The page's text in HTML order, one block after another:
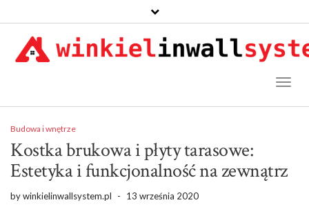
Budowa i wnętrze
Kostka brukowa i płyty tarasowe:
Estetyka i funkcjonalność na zewnątrz
bywinkielinwallsystem.pl - 13 września 2020